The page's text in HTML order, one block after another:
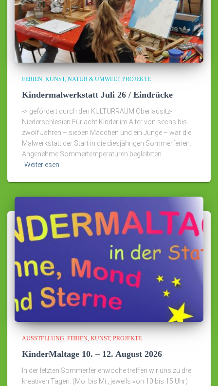
FERIEN KUNST NATUR & UMWELT PROJEKTE
Kindermalwerkstatt Juli 26 / Eindrücke
-> gefördert durch den KULTURRAUM Oberlausitz-
Niederschlesien Für acht Kinder im Alter von sechs bis
zwölf Jahren – sieben Mädchen und ein Junge – war die
Malwerkstatt der Start in die diesjährigen Sommerferien.
Angenehme Sommertemperaturen begleiteten
Weiterlesen
AUSSTELLUNG FERIEN KUNST PROJEKTE
KinderMaltage 10. – 12. August 2026
In der letzten Sommerferienwoche treffen wir uns zu drei
kreativen Tagen. (Mo. bis Mi., jeweils von 10 bis 15 Uhr)